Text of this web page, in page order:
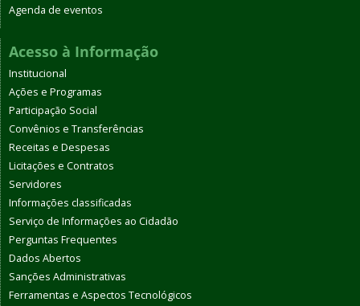
Agenda de eventos
Acesso à Informação
Institucional
Ações e Programas
Participação Social
Convênios e Transferências
Receitas e Despesas
Licitações e Contratos
Servidores
Informações classificadas
Serviço de Informações ao Cidadão
Perguntas Frequentes
Dados Abertos
Sanções Administrativas
Ferramentas e Aspectos Tecnológicos